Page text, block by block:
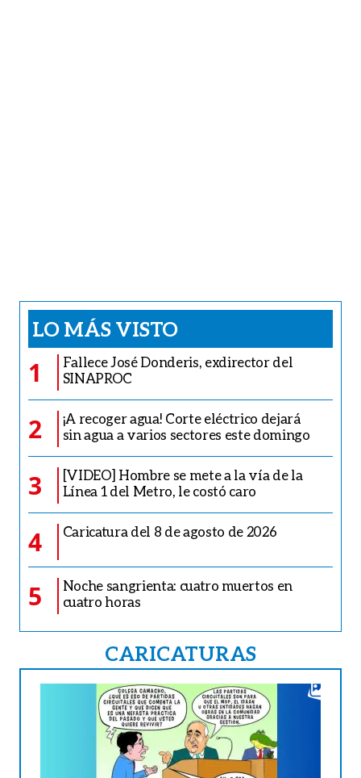
LO MÁS VISTO
1
Fallece José Donderis, exdirector del
SINAPROC
2
¡A recoger agua! Corte eléctrico dejará
sin agua a varios sectores este domingo
3
[VIDEO] Hombre se mete a la vía de la
Línea 1 del Metro, le costó caro
4 Caricatura del 8 de agosto de 2026
5
Noche sangrienta: cuatro muertos en
cuatro horas
CARICATURAS